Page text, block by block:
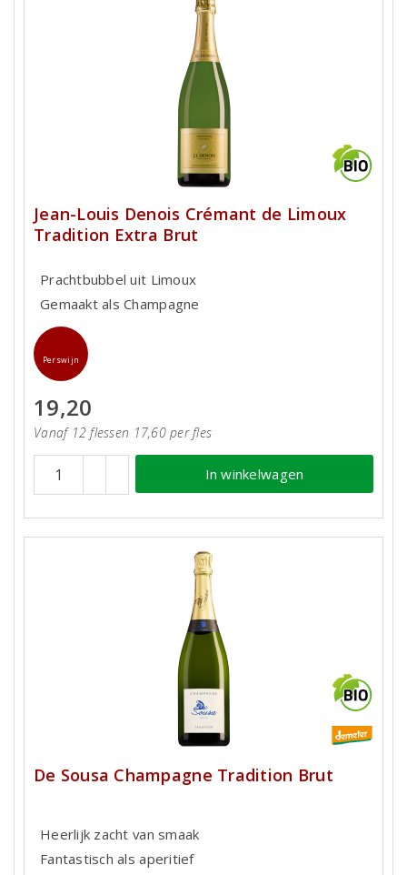
Jean-Louis Denois Crémant de Limoux
Tradition Extra Brut
Prachtbubbel uit Limoux
Gemaakt als Champagne
Perswijn
19,20
Vanaf 12 flessen 17,60 per fles
In winkelwagen
De Sousa Champagne Tradition Brut
Heerlijk zacht van smaak
Fantastisch als aperitief